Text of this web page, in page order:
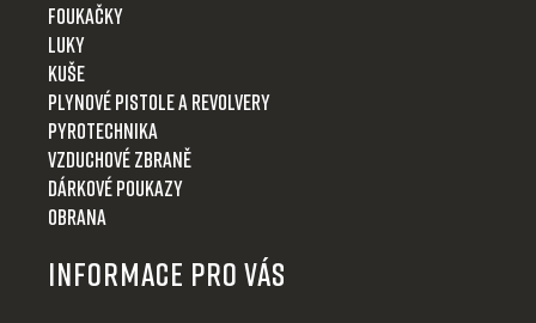
Foukačky
Luky
Kuše
Plynové pistole a revolvery
Pyrotechnika
Vzduchové zbraně
Dárkové poukazy
Obrana
Informace pro Vás